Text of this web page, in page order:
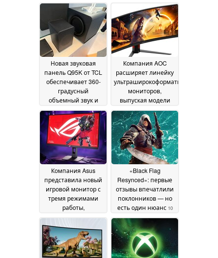
Новая звуковая
панель Q95K от TCL
обеспечивает 360-
градусный
объемный звук и
настройку от Bang &
Olufsen27 July 2026
Компания AOC
расширяет линейку
ультраширокоформатных
мониторов,
выпуская модели
двойного
назначения для игр
19 July 2026
Компания Asus
представила новый
игровой монитор с
тремя режимами
работы,
разрешением 4K,
частотой 240 Гц и
частотой
обновления до 488
Гц10 July 2026
«Black Flag
Resynced»: первые
отзывы впечатлили
поклонников — но
есть один нюанс 10
July 2026